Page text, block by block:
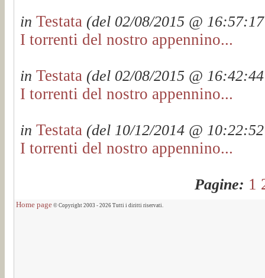
in Testata (del 02/08/2015 @
I torrenti del nostro appennino...
in Testata (del 02/08/2015 @
I torrenti del nostro appennino...
in Testata (del 10/12/2014 @
I torrenti del nostro appennino...
Pagine: 1
Home page © Copyright 2003 - 2026 Tutti i diritti riservati.